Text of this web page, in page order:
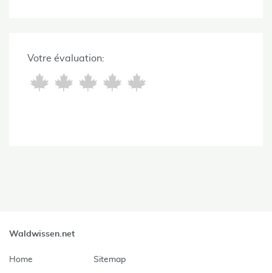
Votre évaluation:
Waldwissen.net
Home Sitemap